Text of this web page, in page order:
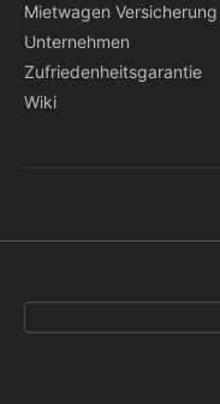
Mietwagen Versicherung
Unternehmen
Zufriedenheitsgarantie
Wiki